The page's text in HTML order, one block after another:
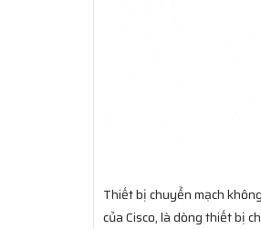
Thiết bị chuyển mạch
của Cisco, là dòng thiết bị